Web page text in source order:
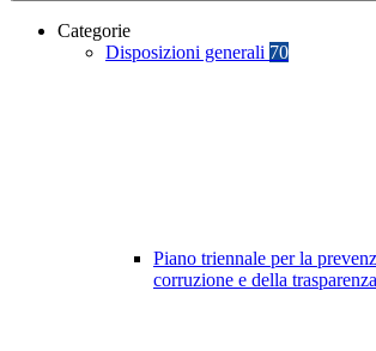
Categorie
Disposizioni generali 70
Piano triennale per la
corruzione e della trasparenza